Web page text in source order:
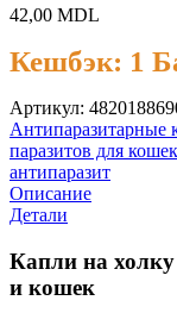
42,00 MDL
Кешбэк: 1
Артикул:
Антипаразитарные
паразитов для кошек
антипаразит
Описание
Детали
Капли на
и кошек